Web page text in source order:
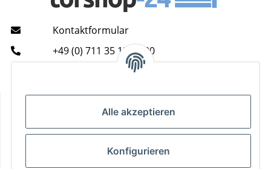
Alle akzeptieren
Konfigurieren
Kontaktformular
+49 (0) 711 35 13 16 00
Mo - Do: 9 - 13 & 14 - 16.00 Uhr
Informationen
Gesetzliche Informationen
Zahlungsarten